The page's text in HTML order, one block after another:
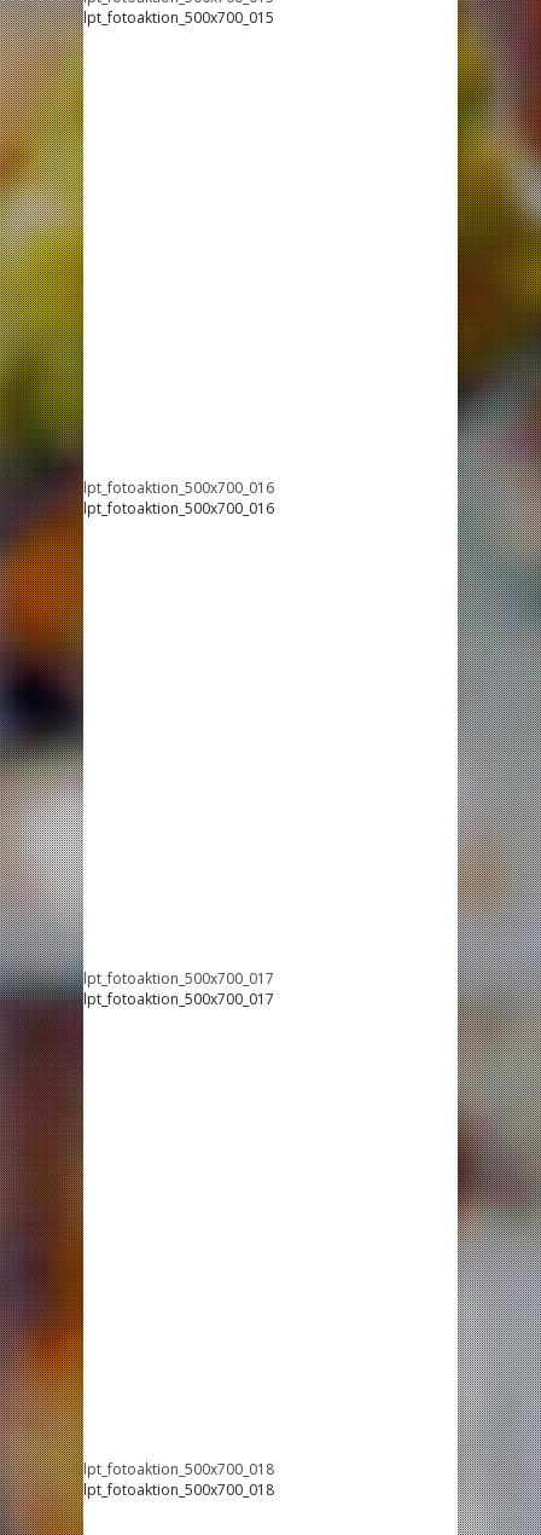
lpt_fotoaktion_500x700_015
lpt_fotoaktion_500x700_016
lpt_fotoaktion_500x700_016
lpt_fotoaktion_500x700_017
lpt_fotoaktion_500x700_017
lpt_fotoaktion_500x700_018
lpt_fotoaktion_500x700_018